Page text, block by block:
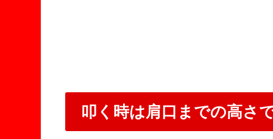
叩く時は肩口までの高さ